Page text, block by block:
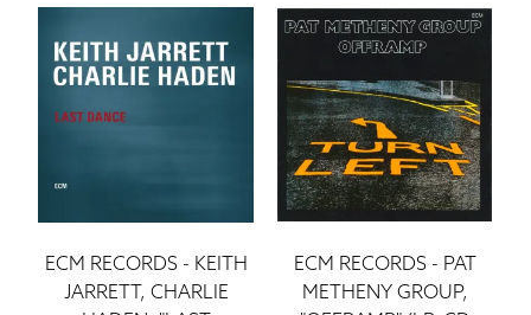
ECM RECORDS - KEITH
JARRETT, CHARLIE
ECM RECORDS - PAT
METHENY GROUP,